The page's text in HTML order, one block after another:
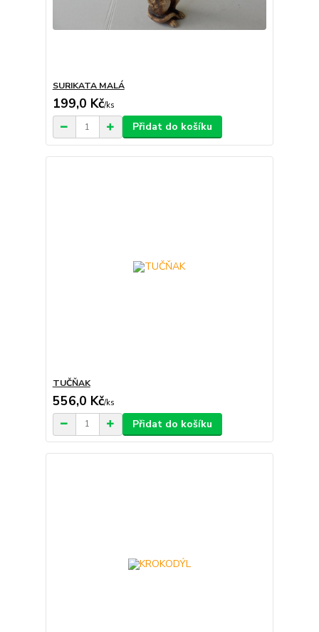
SURIKATA MALÁ
199,0 Kč/ks
Přidat do košíku
TUČŇAK
556,0 Kč/ks
Přidat do košíku